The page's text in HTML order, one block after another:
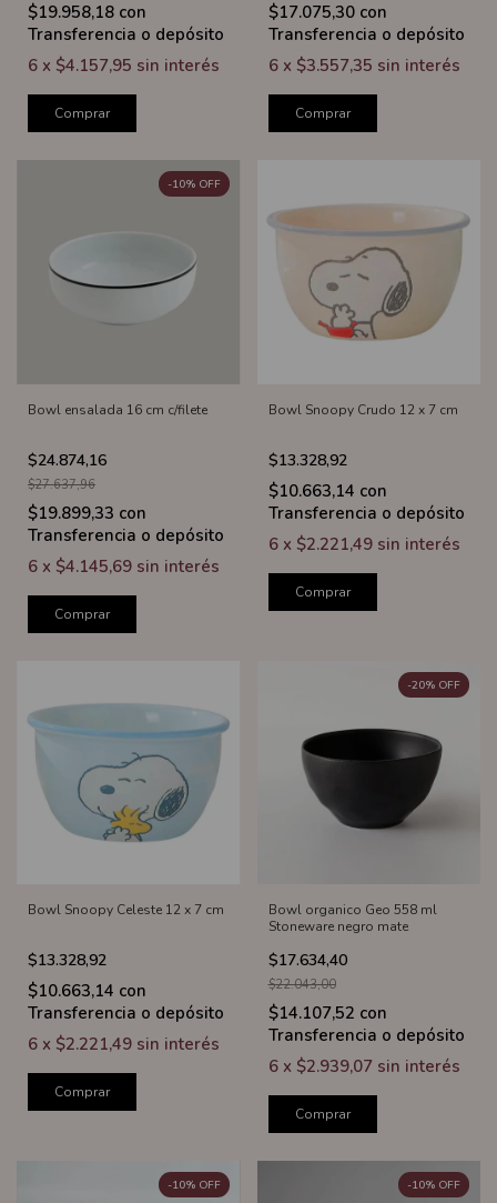
$19.958,18 con
Transferencia o depósito
6 x $4.157,95 sin interés
Comprar
$17.075,30 con
Transferencia o depósito
6 x $3.557,35 sin interés
Comprar
Bowl ensalada 16 cm c/filete
$24.874,16
-10% OFF
$27.637,96
$19.899,33 con
Transferencia o depósito
6 x $4.145,69 sin interés
Comprar
Bowl Snoopy Crudo 12 x 7 cm
$13.328,92
$10.663,14 con
Transferencia o depósito
6 x $2.221,49 sin interés
Comprar
Bowl Snoopy Celeste 12 x 7 cm
$13.328,92
$10.663,14 con
Transferencia o depósito
6 x $2.221,49 sin interés
Comprar
Bowl organico Geo 558 ml
Stoneware negro mate
$17.634,40
-20% OFF
$22.043,00
$14.107,52 con
Transferencia o depósito
6 x $2.939,07 sin interés
Comprar
-10% OFF -10% OFF